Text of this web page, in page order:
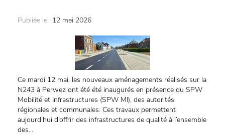
Publiée le : 12 mei 2026
Ce mardi 12 mai, les nouveaux aménagements réalisés sur la
N243 à Perwez ont été été inaugurés en présence du SPW
Mobilité et Infrastructures (SPW MI), des autorités
régionales et communales. Ces travaux permettent
aujourd’hui d’offrir des infrastructures de qualité à l’ensemble
des...